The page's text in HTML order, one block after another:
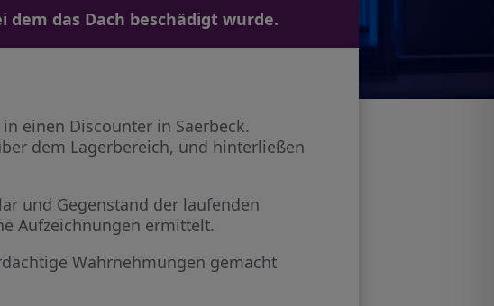
dem das Dach beschädigt wurde.
einen Discounter in Saerbeck.
dem Lagerbereich, und hinterließen
und Gegenstand der laufenden
Aufzeichnungen ermittelt.
Wahrnehmungen gemacht